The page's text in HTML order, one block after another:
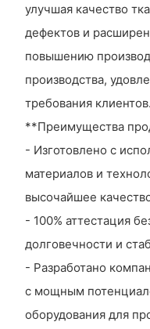
улучшая качество
дефектов и
повышению
производства,
требования клиентов.
**Преимущества
- Изготовлено с
материалов и
высочайшее
- 100% аттестация
долговечности и
- Разработано
с мощным
оборудования для